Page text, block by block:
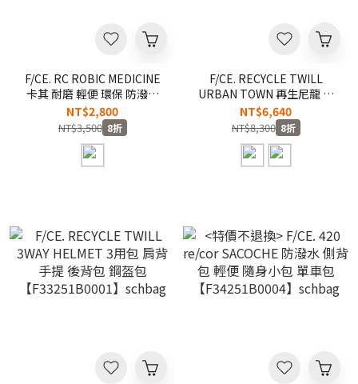
F/CE. RC ROBIC MEDICINE
卡其 耐磨 輕便 環保 防潑水
抗撕裂 肩背包 側背包 隨身
小包【F2002RN0021BE】
schbag
NT$2,800
NT$3,500 8折
F/CE. RECYCLE TWILL
URBAN TOWN 再生尼龍 旅
行 多夾層 15吋筆電 31L 後
背包【F33251B0002】
schbag
NT$6,640
NT$8,300 8折